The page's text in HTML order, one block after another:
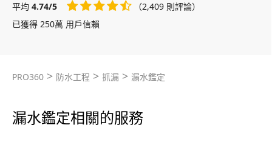
平均 4.74/5
（2,409 則評論）
已獲得 250萬 用戶信賴
PRO360 > 防水工程 > 抓漏 > 漏水鑑定
漏水鑑定相關的服務